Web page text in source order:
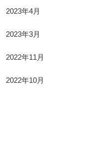
2023年4月
2023年3月
2022年11月
2022年10月